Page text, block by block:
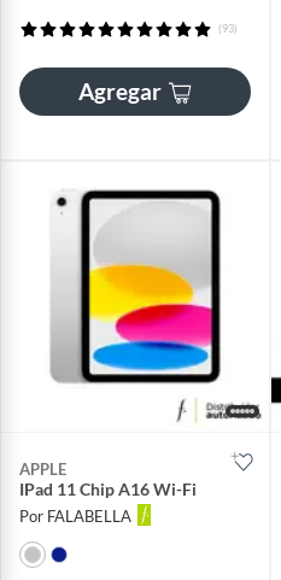
(93)
Agregar
APPLE
IPad 11 Chip A16 Wi-Fi
Por FALABELLA